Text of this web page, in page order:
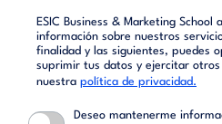
ESIC Business & Marketing
información sobre nuestros
finalidad y las siguientes, puedes
suprimir tus datos y ejercitar otros
nuestra política de privacidad.
Deseo mantenerme